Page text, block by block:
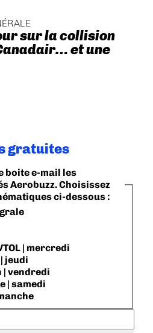
sur la collision
et une
gratuites
boite e-mail les
Aerobuzz. Choisissez
ci-dessous :
| mercredi
jeudi
| vendredi
| samedi